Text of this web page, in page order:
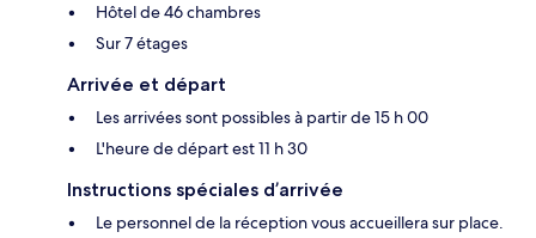
Hôtel de 46 chambres
Sur 7 étages
Arrivée et départ
Les arrivées sont possibles à partir de 15 h 00
L'heure de départ est 11 h 30
Instructions spéciales d’arrivée
Le personnel de la réception vous accueillera sur place.